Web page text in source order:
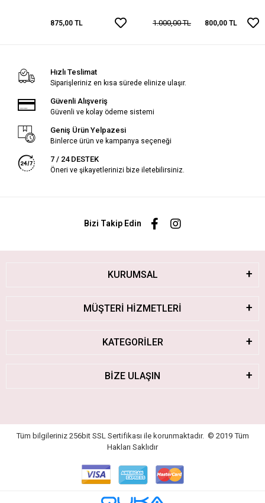
875,00 TL 1.000,00 TL 800,00 TL
Hızlı Teslimat
Siparişleriniz en kısa sürede elinize ulaşır.
Güvenli Alışveriş
Güvenli ve kolay ödeme sistemi
Geniş Ürün Yelpazesi
Binlerce ürün ve kampanya seçeneği
7 / 24 DESTEK
Öneri ve şikayetlerinizi bize iletebilirsiniz.
Bizi Takip Edin
KURUMSAL
MÜŞTERİ HİZMETLERİ
KATEGORİLER
BİZE ULAŞIN
Tüm bilgileriniz 256bit SSL Sertifikası ile korunmaktadır. © 2019 Tüm
Hakları Saklıdır